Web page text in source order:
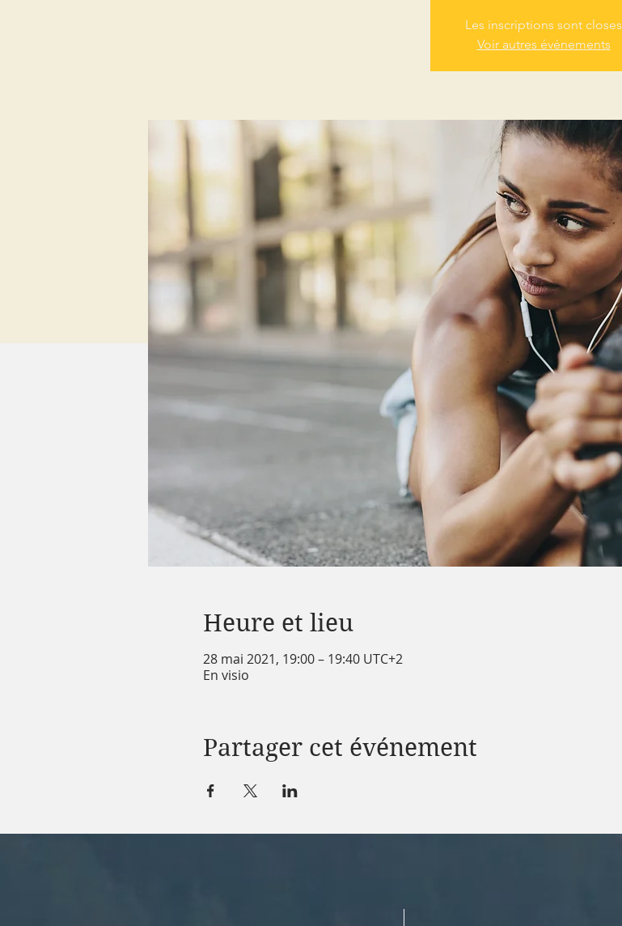
Les inscriptions sont closes
Voir autres événements
Heure et lieu
28 mai 2021, 19:00 – 19:40 UTC+2
En visio
Partager cet événement